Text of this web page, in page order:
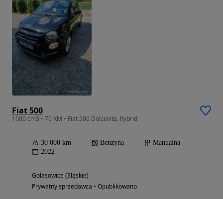
Fiat 500
1000 cm3 • 70 KM • Fiat 500 Dolcevita, hybrid
30 000 km Benzyna
Manualna
2022
Golasowice (Śląskie)
Prywatny sprzedawca • Opublikowano